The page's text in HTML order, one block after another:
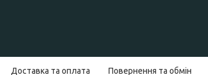
Доставка та оплата Повернення та обмін